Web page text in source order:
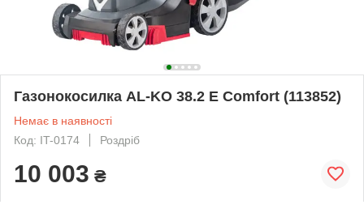
Газонокосилка AL-KO 38.2 E Comfort (113852)
Немає в наявності
Код: IT-0174
Роздріб
10 003 ₴